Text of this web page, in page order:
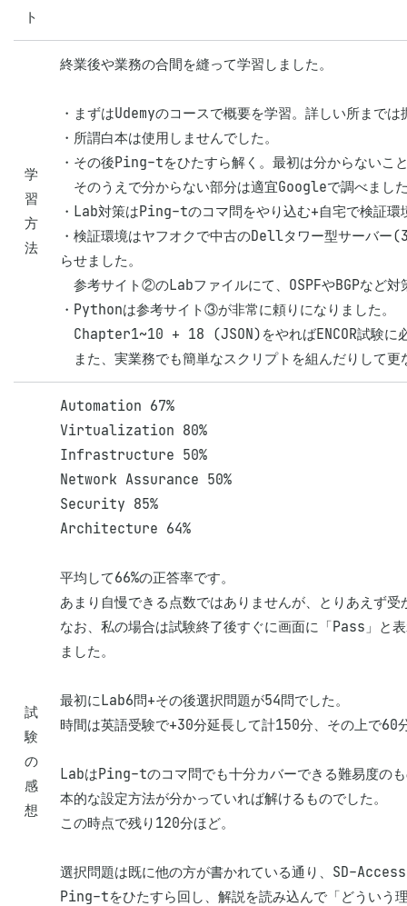
ト
学
習
方
法
終業後や業務の合間を縫って学習しました。
・まずはUdemyのコースで概要を学習。詳しい所まで
・所謂白本は使用しませんでした。
・その後Ping-tをひたすら解く。最初は分からないこ
そのうえで分からない部分は適宜Googleで調べまし
・Lab対策はPing-tのコマ問をやり込む+自宅で検証環
・検証環境はヤフオクで中古のDellタワー型サーバー
らせました。
参考サイト②のLabファイルにて、OSPFやBGPなど
・Pythonは参考サイト③が非常に頼りになりました。
Chapter1~10 + 18 (JSON)をやればENCOR試験に
また、実業務でも簡単なスクリプトを組んだりして
試
験
の
感
想
Automation 67%
Virtualization 80%
Infrastructure 50%
Network Assurance 50%
Security 85%
Architecture 64%
平均して66%の正答率です。
あまり自慢できる点数ではありませんが、とりあえず
なお、私の場合は試験終了後すぐに画面に「Pass」と
ました。
最初にLab6問+その後選択問題が54問でした。
時間は英語受験で+30分延長して計150分、その上で60
LabはPing-tのコマ問でも十分カバーできる難易度
本的な設定方法が分かっていれば解けるものでした。
この時点で残り120分ほど。
選択問題は既に他の方が書かれている通り、SD-
Ping-tをひたすら回し、解説を読み込んで「どういう